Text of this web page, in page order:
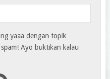
yaaa dengan topik
Ayo buktikan kalau